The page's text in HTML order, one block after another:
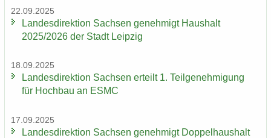
22.09.2025
Lan­des­di­rek­ti­on Sach­sen ge­neh­migt Haus­halt
2025/2026 der Stadt Leip­zig
18.09.2025
Lan­des­di­rek­ti­on Sach­sen er­teilt 1. Teil­ge­neh­mi­gung
für Hoch­bau an ESMC
17.09.2025
Lan­des­di­rek­ti­on Sach­sen ge­neh­migt Dop­pel­haus­halt